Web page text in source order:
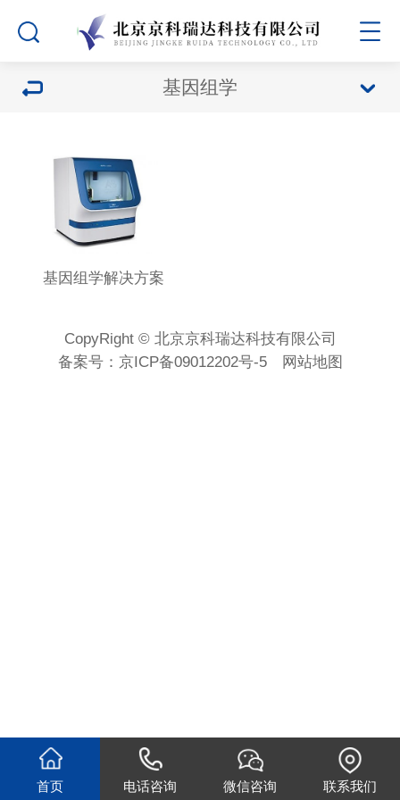
基因组学
基因组学解决方案
CopyRight © 北京京科瑞达科技有限公司
备案号： 京ICP备09012202号-5 网站地图
首页 电话咨询 微信咨询 联系我们